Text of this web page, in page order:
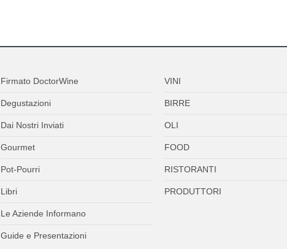
Firmato DoctorWine
Degustazioni
Dai Nostri Inviati
Gourmet
Pot-Pourri
Libri
Le Aziende Informano
Guide e Presentazioni
VINI
BIRRE
OLI
FOOD
RISTORANTI
PRODUTTORI